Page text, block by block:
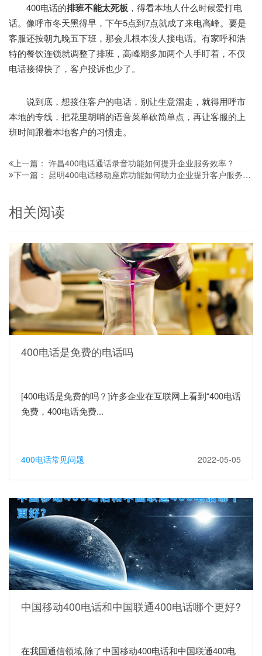
400电话的排班不能太死板 ，得看本地人什么时候爱打电
话。像呼市冬天黑得早，下午5点到7点就成了来电高峰。要是
客服还按朝九晚五下班，那会儿根本没人接电话。有家呼和浩
特的餐饮连锁就调整了排班，高峰期多加两个人手盯着，不仅
电话接得快了，客户投诉也少了。
说到底，想接住客户的电话，别让生意溜走，就得用呼市
本地的专线，把花里胡哨的语音菜单砍简单点，再让客服的上
班时间跟着本地客户的习惯走。
上一篇： 许昌400电话通话录音功能如何提升企业服务效率？
下一篇： 昆明400电话移动座席功能如何助力企业提升客户服务效率
相关阅读
400电话是免费的电话吗
[400电话是免费的吗？]许多企业在互联网上看到“400电话
免费，400电话免费...
400电话常见问题 2022-05-05
中国移动400电话和中国联通400电话哪个更好?
在我国通信领域,除了中国移动400电话和中国联通400电